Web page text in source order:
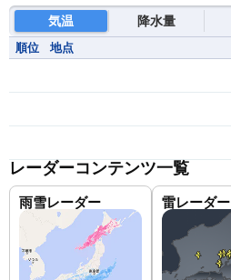
気温 降水量
順位 地点
レーダーコンテンツ一覧
雨雪レーダー 雷レーダー